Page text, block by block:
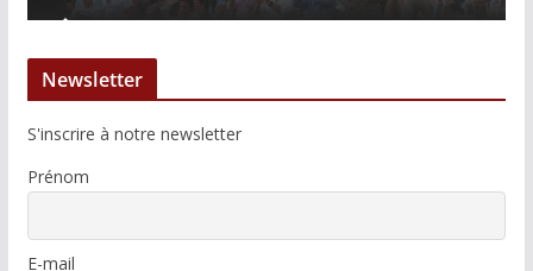
Newsletter
S'inscrire à notre newsletter
Prénom
E-mail